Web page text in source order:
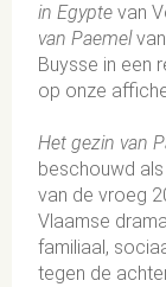
in Egypte van
van Paemelvan
Buysse in een
op onze
Het gezin van
beschouwd
van de vroeg
Vlaamse
familiaal,
tegen de